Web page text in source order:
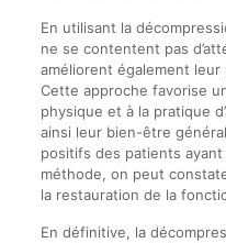
En utilisant la
ne se contentent pas
améliorent également
Cette approche favorise
physique et à la pratique
ainsi leur bien-être
positifs des patients
méthode, on peut
la restauration de la
En définitive, la